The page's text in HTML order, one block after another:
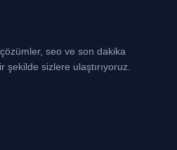
seo ve son dakika
şekilde sizlere ulaştırıyoruz.